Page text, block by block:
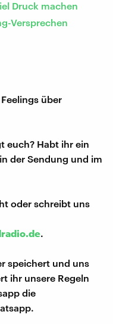
Druck machen
Versprechen
über
euch? Habt ihr ein
der Sendung und im
oder schreibt uns
.
speichert und uns
ihr unsere Regeln
die